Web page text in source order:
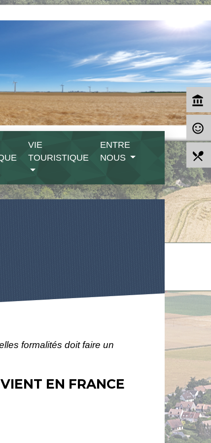
VIE
TOURISTIQUE
ENTRE
NOUS
formalités doit faire un
EN FRANCE
account_balance
sentiment_satisfied_alt
local_dining